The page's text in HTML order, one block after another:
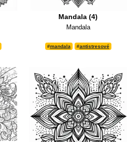
Mandala (4)
Mandala
#mandala #antistresové